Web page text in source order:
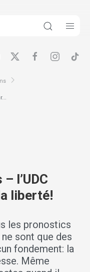
l’UDC
liberté!
les pronostics
sont que des
fondement: la
Même